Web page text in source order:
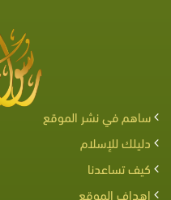
ساهم في نشر الموقع
دليلك للإسلام
كيف تساعدنا
اهداف الموقع